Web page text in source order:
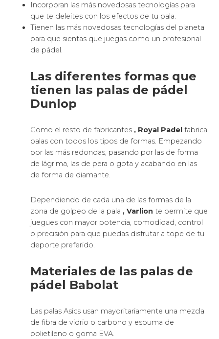
Incorporan las más novedosas tecnologías para
que te deleites con los efectos de tu pala.
Tienen las más novedosas tecnologías del planeta
para que sientas que juegas como un profesional
de pádel.
Las diferentes formas que
tienen las palas de pádel
Dunlop
Como el resto de fabricantes , Royal Padel fabrica
palas con todos los tipos de formas. Empezando
por las más redondas, pasando por las de forma
de lágrima, las de pera o gota y acabando en las
de forma de diamante.
Dependiendo de cada una de las formas de la
zona de golpeo de la pala , Varlion te permite que
juegues con mayor potencia, comodidad, control
o precisión para que puedas disfrutar a tope de tu
deporte preferido.
Materiales de las palas de
pádel Babolat
Las palas Asics usan mayoritariamente una mezcla
de fibra de vidrio o carbono y espuma de
polietileno o goma EVA.